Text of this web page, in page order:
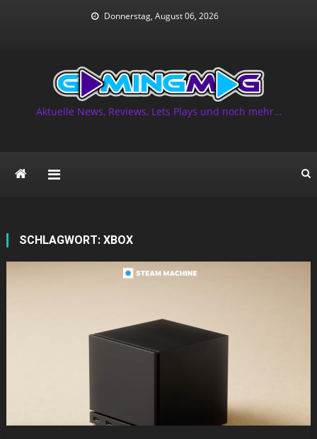
Donnerstag, August 06, 2026
Aktuelle News, Reviews, Lets Plays und noch mehr…
SCHLAGWORT: XBOX